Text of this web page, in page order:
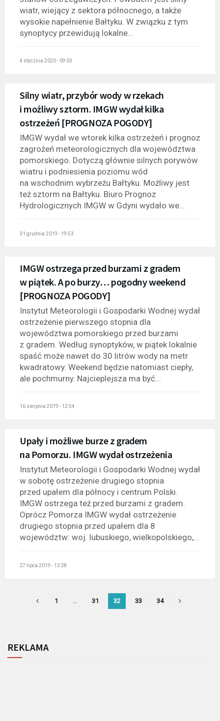
wiatr, wiejący z sektora północnego, a także
wysokie napełnienie Bałtyku. W związku z tym
synoptycy przewidują lokalne...
4 stycznia 2020 - 09:03
Silny wiatr, przybór wody w rzekach
i możliwy sztorm. IMGW wydał kilka
ostrzeżeń [PROGNOZA POGODY]
IMGW wydał we wtorek kilka ostrzeżeń i prognoz
zagrożeń meteorologicznych dla województwa
pomorskiego. Dotyczą głównie silnych porywów
wiatru i podniesienia poziomu wód
na wschodnim wybrzeżu Bałtyku. Możliwy jest
też sztorm na Bałtyku. Biuro Prognoz
Hydrologicznych IMGW w Gdyni wydało we...
31 grudnia 2019 - 19:53
IMGW ostrzega przed burzami z gradem
w piątek. A po burzy… pogodny weekend
[PROGNOZA POGODY]
Instytut Meteorologii i Gospodarki Wodnej wydał
ostrzeżenie pierwszego stopnia dla
województwa pomorskiego przed burzami
z gradem. Według synoptyków, w piątek lokalnie
spaść może nawet do 30 litrów wody na metr
kwadratowy. Weekend będzie natomiast ciepły,
ale pochmurny. Najcieplejsza ma być...
16 sierpnia 2019 - 12:54
Upały i możliwe burze z gradem
na Pomorzu. IMGW wydał ostrzeżenia
Instytut Meteorologii i Gospodarki Wodnej wydał
w sobotę ostrzeżenie drugiego stopnia
przed upałem dla północy i centrum Polski.
IMGW ostrzega też przed burzami z gradem.
Oprócz Pomorza IMGW wydał ostrzeżenie
drugiego stopnia przed upałem dla 8
województw: woj. lubuskiego, wielkopolskiego,...
27 lipca 2019 - 13:28
1 31 32 33 34
REKLAMA